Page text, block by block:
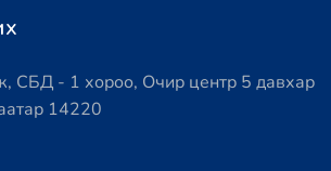
СБД - 1 хороо, Очир центр 5 давхар
14220